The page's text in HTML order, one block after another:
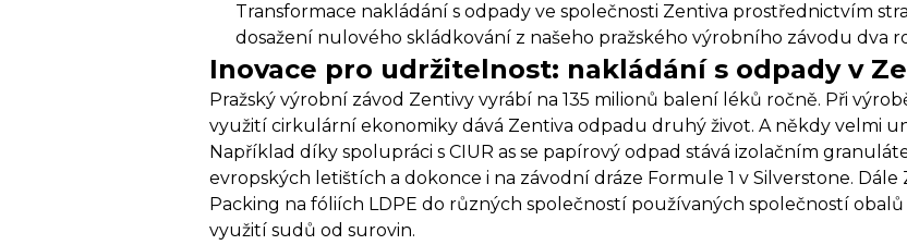
Transformace nakládání s odpady ve společnosti Zentiva prostřednictvím
dosažení nulového skládkování z našeho pražského výrobního závodu dva
Inovace pro udržitelnost: nakládání s odpady v
Pražský výrobní závod Zentivy vyrábí na 135 milionů balení léků ročně. Při
využití cirkulární ekonomiky dává Zentiva odpadu druhý život. A někdy velmi
Například díky spolupráci s CIUR as se papírový odpad stává izolačním
evropských letištích a dokonce i na závodní dráze Formule 1 v Silverstone.
Packing na fóliích LDPE do různých společností používaných společností
využití sudů od surovin.